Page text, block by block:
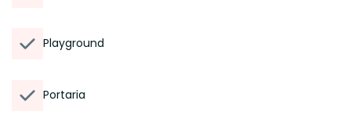
Playground
Portaria